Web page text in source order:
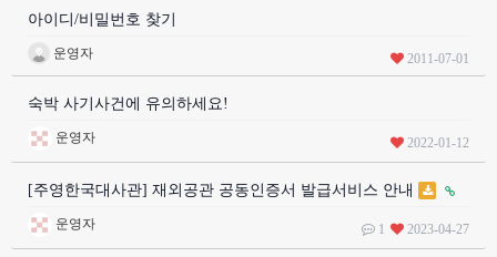
아이디/비밀번호 찾기
운영자 2011-07-01
숙박 사기사건에 유의하세요!
운영자 2022-01-12
[주영한국대사관] 재외공관 공동인증서 발급서비스 안내
운영자 1 2023-04-27